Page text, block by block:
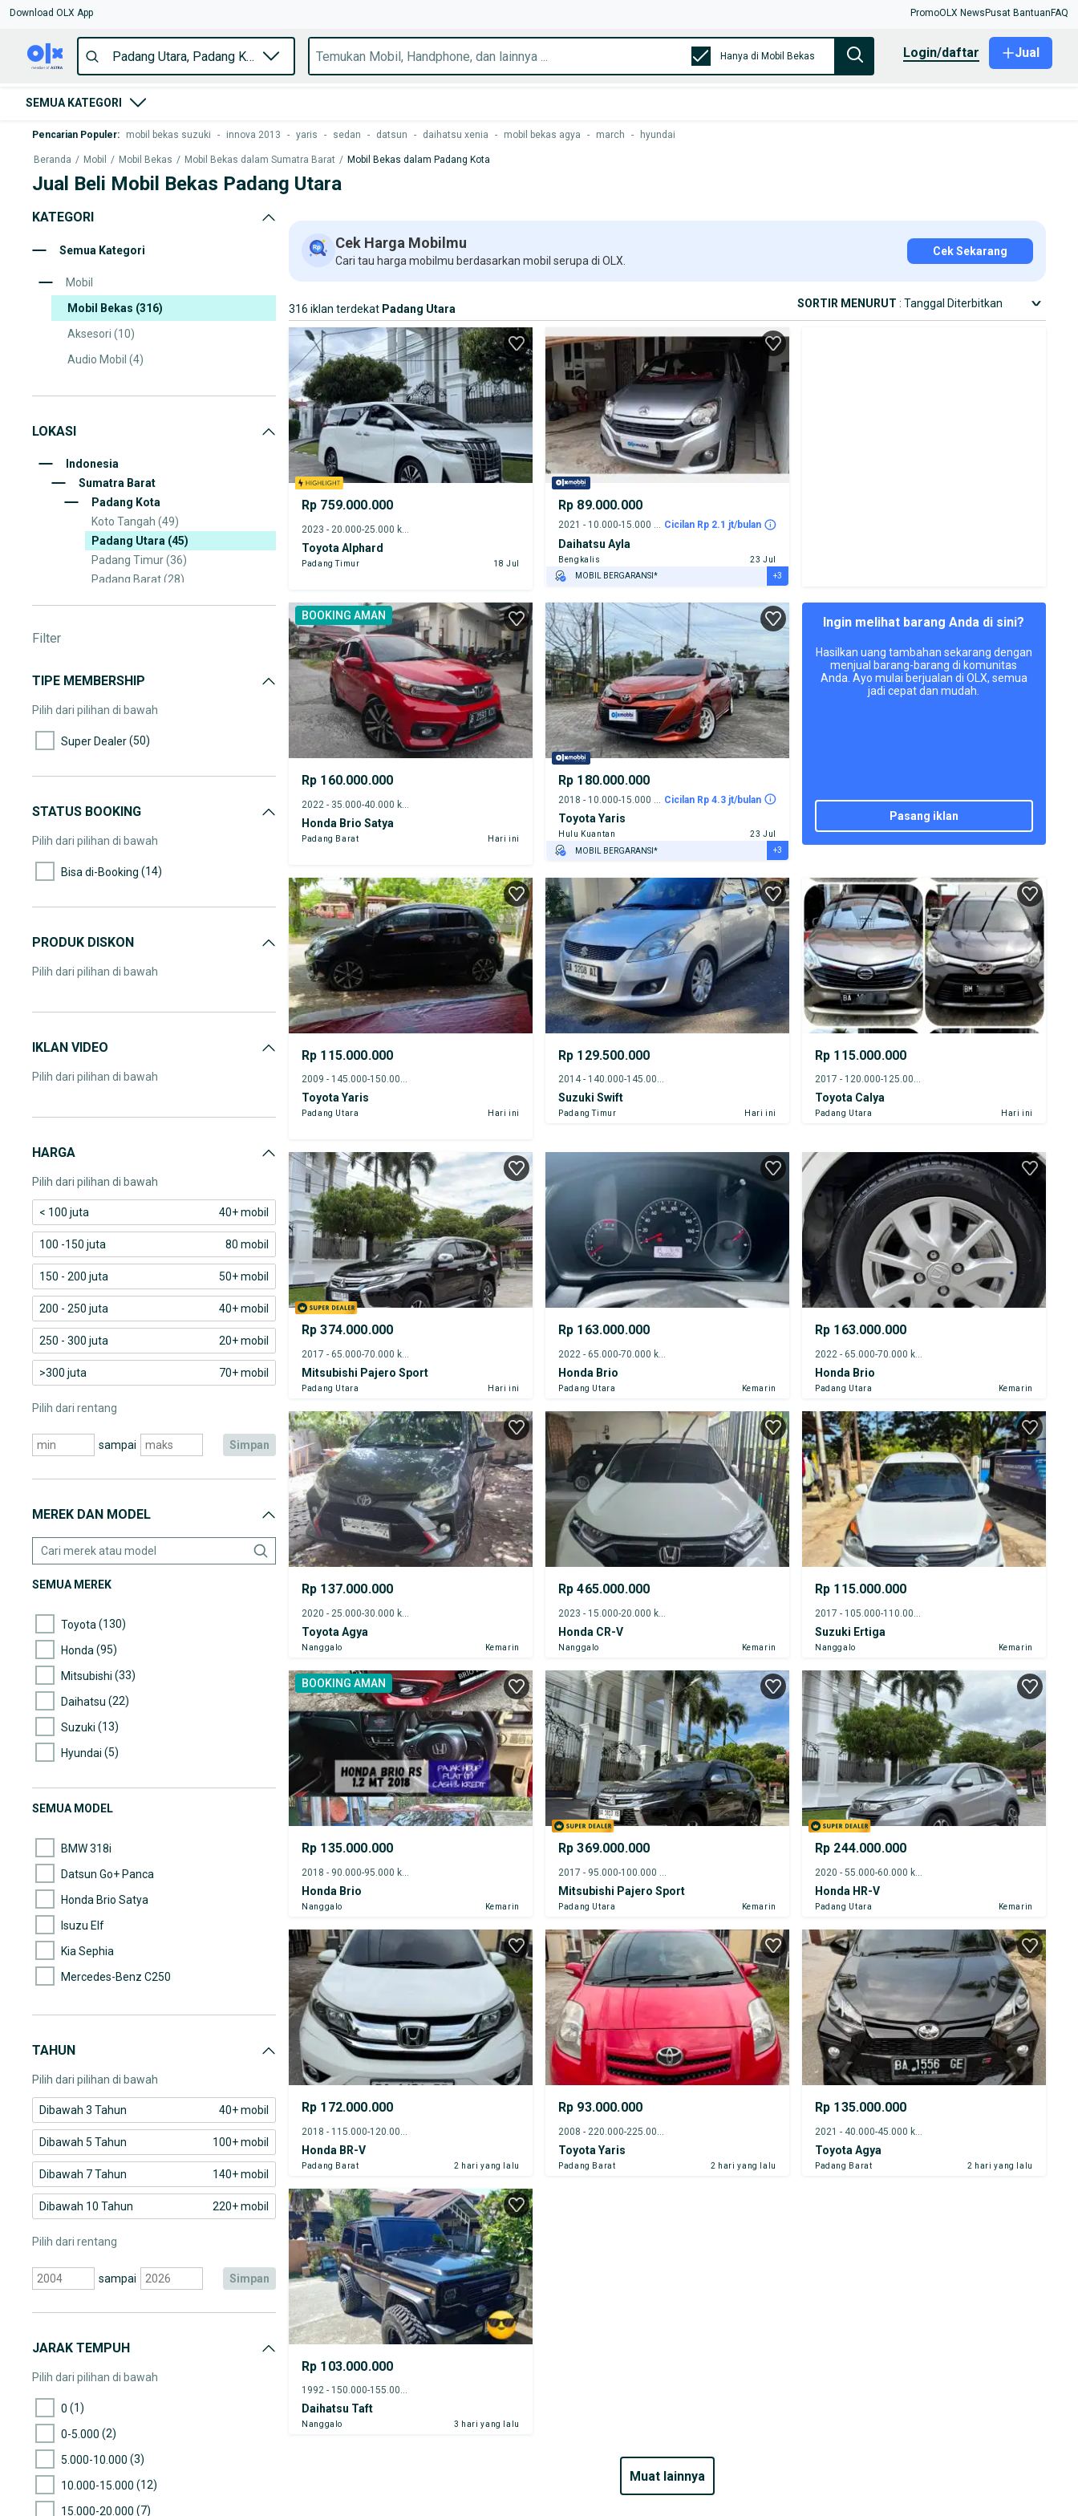
Download OLX App PromoOLX News Pusat Bantuan FAQ
Hanya di Mobil Bekas login/daftar Jual
SEMUA KATEGORI
Pencarian Populer: mobil bekas suzuki - innova 2013 - yaris - sedan - datsun - daihatsu xenia - mobil bekas agya - march - hyundai
Beranda / Mobil / Mobil Bekas / Mobil Bekas dalam Sumatra Barat / Mobil Bekas dalam Padang Kota
Jual Beli Mobil Bekas Padang Utara
KATEGORI
Semua Kategori
Mobil
Mobil Bekas (316)
Aksesori (10)
Audio Mobil (4)
Truk & Kendaraan Komersial
LOKASI
Indonesia
Sumatra Barat
Padang Kota
Koto Tangah (49)
Padang Utara (45)
Padang Timur(36)
Padang Barat(28)
Lubuk Kilangan
Pauh(1)
Filter
TIPE MEMBERSHIP
Pilih dari pilihan di bawah
Super Dealer(50)
STATUS BOOKING
Pilih dari pilihan di bawah
Bisa di-Booking (14)
PRODUK DISKON
Pilih dari pilihan di bawah
IKLAN VIDEO
Pilih dari pilihan di bawah
HARGA
Pilih dari pilihan di bawah
< 100 juta 40+ mobil
100 -150 juta 80 mobil
150 - 200 juta 50+ mobil
200 - 250 juta 40+ mobil
250 - 300 juta 20+ mobil
>300 juta 70+ mobil
Pilih dari rentang
sampai simpan
MEREK DAN MODEL
SEMUA MEREK
Toyota (130)
Honda (95)
Mitsubishi (33)
Daihatsu (22)
Suzuki (13)
Hyundai (5)
Datsun (2)
SEMUA MODEL
BMW 318i
Datsun Go+ Panca
Honda Brio Satya
Isuzu Elf
Kia Sephia
Mercedes-Benz C250
Mitsubishi Fuso
TAHUN
Pilih dari pilihan di bawah
Dibawah 3 Tahun 40+ mobil
Dibawah 5 Tahun 100+ mobil
Dibawah 7 Tahun 140+ mobil
Dibawah 10 Tahun 220+ mobil
Pilih dari rentang
sampai simpan
JARAK TEMPUH
Pilih dari pilihan di bawah
0 (1)
0-5.000 (2)
5.000-10.000 (3)
10.000-15.000 (12)
15.000-20.000 (7)
Cek Harga Mobilmu
Cari tau harga mobilmu berdasarkan mobil serupa di OLX.
Cek Sekarang
316 iklan terdekat Padang Utara SORTIR MENURUT : Tanggal Diterbitkan
Rp 759.000.000
Toyota Alphard
Padang Timur 18 Jul
Rp 89.000.000
2021 - 10.000-15.000 km Cicilan Rp 2.1 jt/bulan
Daihatsu Ayla
Bengkalis
23 Jul
MOBIL BERGARANSI*
TEST DRIVE DARI RUMAH
GRATIS BIAYA JASA PERAWATAN*
+3
BOOKING AMAN
Rp 160.000.000
Honda Brio Satya
Padang Barat Hari ini
Rp 180.000.000
Cicilan Rp 4.3 jt/bulan
Toyota Yaris
Hulu Kuantan
23 Jul
MOBIL BERGARANSI*
TEST DRIVE DARI RUMAH
GRATIS BIAYA JASA PERAWATAN*
+3
Ingin melihat barang Anda di sini?
Hasilkan uang tambahan sekarang dengan
menjual barang-barang di komunitas
Anda. Ayo mulai berjualan di OLX, semua
jadi cepat dan mudah.
pasang iklan
Rp 115.000.000
2009 - 145.000-150.000 km
Toyota Yaris
Padang Utara Hari ini
Rp 129.500.000
2014 - 140.000-145.000 km
Suzuki Swift
Padang Timur Hari ini
Rp 115.000.000
2017 - 120.000-125.000 km
Toyota Calya
Padang Utara Hari ini
Rp 374.000.000
2017 - 65.000-70.000 km
Mitsubishi Pajero Sport
Padang Utara Hari ini
Rp 163.000.000
2022 - 65.000-70.000 km
Honda Brio
Padang Utara Kemarin
Rp 163.000.000
2022 - 65.000-70.000 km
Honda Brio
Padang Utara Kemarin
Rp 137.000.000
2020 - 25.000-30.000 km
Toyota Agya
Nanggalo Kemarin
Rp 465.000.000
2023 - 15.000-20.000 km
Honda CR-V
Nanggalo Kemarin
Rp 115.000.000
2017 - 105.000-110.000 km
Suzuki Ertiga
Nanggalo Kemarin
BOOKING AMAN
Rp 135.000.000
Honda Brio
Nanggalo Kemarin
Rp 369.000.000
Mitsubishi Pajero Sport
Padang Utara Kemarin
Rp 244.000.000
2020 - 55.000-60.000 km
Honda HR-V
Padang Utara Kemarin
Rp 172.000.000
Honda BR-V
Padang Barat 2 hari yang lalu
Rp 93.000.000
Toyota Yaris
Padang Barat 2 hari yang lalu
Rp 135.000.000
2021 - 40.000-45.000 km
Toyota Agya
Padang Barat 2 hari yang lalu
Rp 103.000.000
1992 - 150.000-155.000 km
Daihatsu Taft
Nanggalo 3 hari yang lalu
muat lainnya